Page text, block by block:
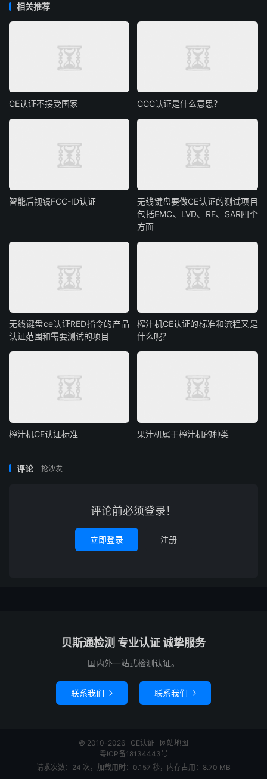
相关推荐
CE认证不接受国家 CCC认证是什么意思？
智能后视镜FCC-ID认证
无线键盘要做CE认证的测试项目
包括EMC、LVD、RF、SAR四个
方面
无线键盘ce认证RED指令的产品
认证范围和需要测试的项目
榨汁机CE认证的标准和流程又是
什么呢？
榨汁机CE认证标准 果汁机属于榨汁机的种类
评论 抢沙发
评论前必须登录！
立即登录 注册
贝斯通检测 专业认证 诚挚服务
国内外一站式检测认证。
联系我们  联系我们 
© 2010-2026 CE认证
网站地图
粤ICP备18134443号
请求次数：24 次，加载用时：0.157 秒，内存占用：8.70 MB